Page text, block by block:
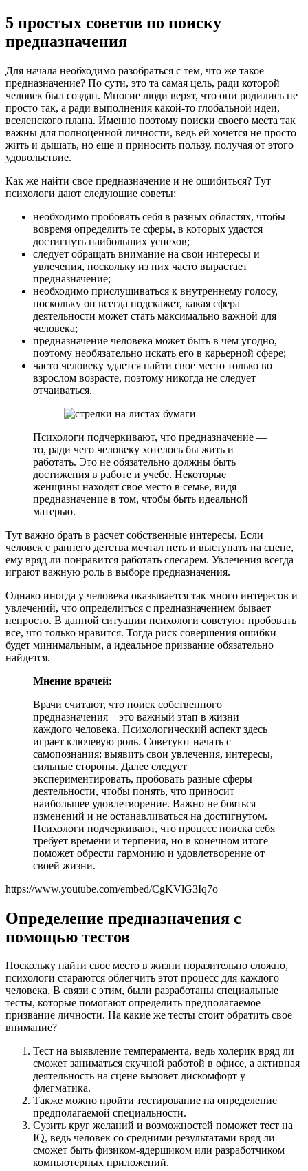
5 простых советов по поиску
предназначения
Для начала необходимо разобраться с тем, что же такое
предназначение? По сути, это та самая цель, ради которой
человек был создан. Многие люди верят, что они родились не
просто так, а ради выполнения какой-то глобальной идеи,
вселенского плана. Именно поэтому поиски своего места так
важны для полноценной личности, ведь ей хочется не просто
жить и дышать, но еще и приносить пользу, получая от этого
удовольствие.
Как же найти свое предназначение и не ошибиться? Тут
психологи дают следующие советы:
необходимо пробовать себя в разных областях, чтобы
вовремя определить те сферы, в которых удастся
достигнуть наибольших успехов;
следует обращать внимание на свои интересы и
увлечения, поскольку из них часто вырастает
предназначение;
необходимо прислушиваться к внутреннему голосу,
поскольку он всегда подскажет, какая сфера
деятельности может стать максимально важной для
человека;
предназначение человека может быть в чем угодно,
поэтому необязательно искать его в карьерной сфере;
часто человеку удается найти свое место только во
взрослом возрасте, поэтому никогда не следует
отчаиваться.
Психологи подчеркивают, что предназначение —
то, ради чего человеку хотелось бы жить и
работать. Это не обязательно должны быть
достижения в работе и учебе. Некоторые
женщины находят свое место в семье, видя
предназначение в том, чтобы быть идеальной
матерью.
Тут важно брать в расчет собственные интересы. Если
человек с раннего детства мечтал петь и выступать на сцене,
ему вряд ли понравится работать слесарем. Увлечения всегда
играют важную роль в выборе предназначения.
Однако иногда у человека оказывается так много интересов и
увлечений, что определиться с предназначением бывает
непросто. В данной ситуации психологи советуют пробовать
все, что только нравится. Тогда риск совершения ошибки
будет минимальным, а идеальное призвание обязательно
найдется.
Мнение врачей:
Врачи считают, что поиск собственного
предназначения – это важный этап в жизни
каждого человека. Психологический аспект здесь
играет ключевую роль. Советуют начать с
самопознания: выявить свои увлечения, интересы,
сильные стороны. Далее следует
экспериментировать, пробовать разные сферы
деятельности, чтобы понять, что приносит
наибольшее удовлетворение. Важно не бояться
изменений и не останавливаться на достигнутом.
Психологи подчеркивают, что процесс поиска себя
требует времени и терпения, но в конечном итоге
поможет обрести гармонию и удовлетворение от
своей жизни.
https://www.youtube.com/embed/CgKVlG3Iq7o
Определение предназначения с
помощью тестов
Поскольку найти свое место в жизни поразительно сложно,
психологи стараются облегчить этот процесс для каждого
человека. В связи с этим, были разработаны специальные
тесты, которые помогают определить предполагаемое
призвание личности. На какие же тесты стоит обратить свое
внимание?
Тест на выявление темперамента, ведь холерик вряд ли
сможет заниматься скучной работой в офисе, а активная
деятельность на сцене вызовет дискомфорт у
флегматика.
Также можно пройти тестирование на определение
предполагаемой специальности.
Сузить круг желаний и возможностей поможет тест на
IQ, ведь человек со средними результатами вряд ли
сможет быть физиком-ядерщиком или разработчиком
компьютерных приложений.